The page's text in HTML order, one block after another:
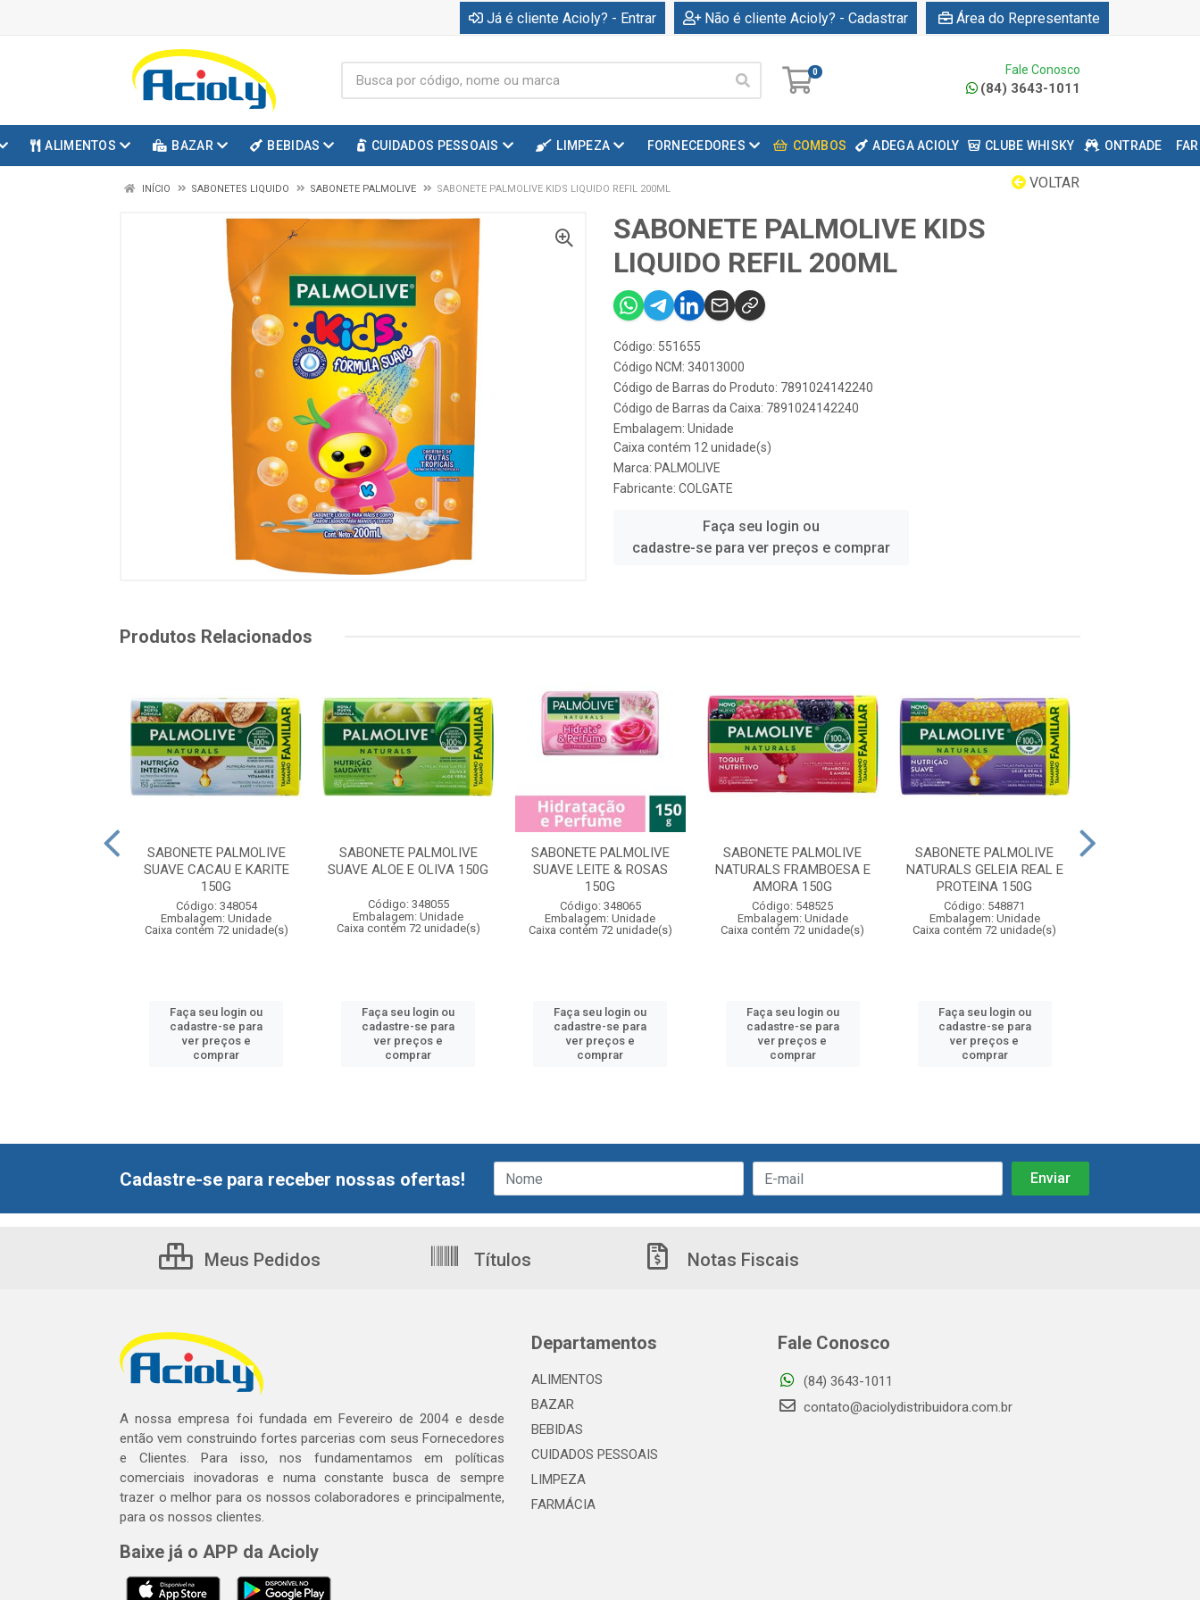
Já é cliente Acioly? - Entrar Não é cliente Acioly? - Cadastrar Área do Representante
0 Fale Conosco
(84) 3643-1011
ALIMENTOS BAZAR BEBIDAS CUIDADOS PESSOAIS LIMPEZA FORNECEDORES COMBOS ADEGA ACIOLY CLUBE WHISKY ONTRADE
VOLTAR
INÍCIO SABONETES LIQUIDO SABONETE PALMOLIVE SABONETE PALMOLIVE KIDS LIQUIDO REFIL 200ML
SABONETE PALMOLIVE KIDS
LIQUIDO REFIL 200ML
Código: 551655
Código NCM: 34013000
Código de Barras do Produto: 7891024142240
Código de Barras da Caixa: 7891024142240
Embalagem: Unidade
Caixa contém 12 unidade(s)
Marca: PALMOLIVE
Fabricante: COLGATE
Faça seu login ou
cadastre-se para ver preços e comprar
Produtos Relacionados
SABONETE PALMOLIVE
SUAVE CACAU E KARITE
150G
Código: 348054
Embalagem: Unidade
Caixa contém 72 unidade(s)
Faça seu login ou
cadastre-se para
ver preços e
comprar
SABONETE PALMOLIVE
SUAVE ALOE E OLIVA 150G
Código: 348055
Embalagem: Unidade
Caixa contém 72 unidade(s)
Faça seu login ou
cadastre-se para
ver preços e
comprar
SABONETE PALMOLIVE
SUAVE LEITE & ROSAS
150G
Código: 348065
Embalagem: Unidade
Caixa contém 72 unidade(s)
Faça seu login ou
cadastre-se para
ver preços e
comprar
SABONETE PALMOLIVE
NATURALS FRAMBOESA E
AMORA 150G
Código: 548525
Embalagem: Unidade
Caixa contém 72 unidade(s)
Faça seu login ou
cadastre-se para
ver preços e
comprar
SABONETE PALMOLIVE
NATURALS GELEIA REAL E
PROTEINA 150G
Código: 548871
Embalagem: Unidade
Caixa contém 72 unidade(s)
Faça seu login ou
cadastre-se para
ver preços e
comprar
Cadastre-se para receber nossas ofertas!
Meus Pedidos Títulos Notas Fiscais
A nossa empresa foi fundada em Fevereiro de 2004 e desde
então vem construindo fortes parcerias com seus Fornecedores
e Clientes. Para isso, nos fundamentamos em políticas
comerciais inovadoras e numa constante busca de sempre
trazer o melhor para os nossos colaboradores e principalmente,
para os nossos clientes.
Baixe já o APP da Acioly
Departamentos
ALIMENTOS
BAZAR
BEBIDAS
CUIDADOS PESSOAIS
LIMPEZA
FARMÁCIA
Fale Conosco
(84) 3643-1011
contato@aciolydistribuidora.com.br